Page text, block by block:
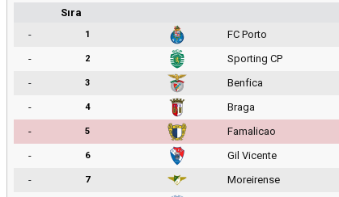
Sıra
-
1 FC Porto
-
2 Sporting CP
-
3 Benfica
-
4 Braga
-
5 Famalicao
-
6 Gil Vicente
-
7 Moreirense